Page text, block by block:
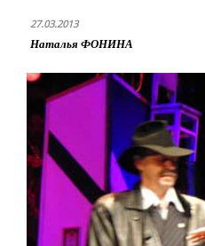
27.03.2013
Наталья ФОНИНА